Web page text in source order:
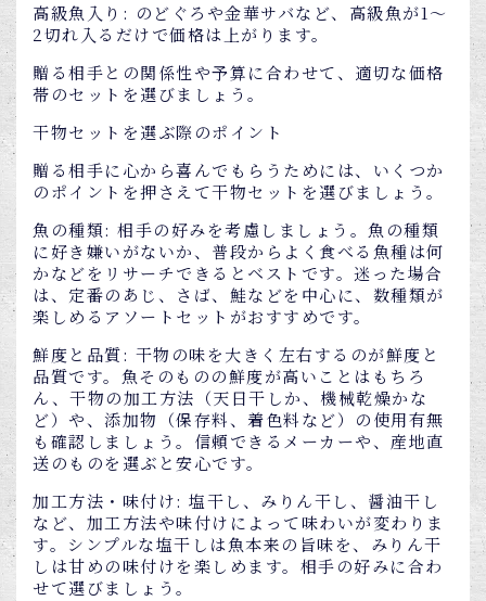
高級魚入り: のどぐろや金華サバなど、高級魚が1～
2切れ入るだけで価格は上がります。
贈る相手との関係性や予算に合わせて、適切な価格
帯のセットを選びましょう。
干物セットを選ぶ際のポイント
贈る相手に心から喜んでもらうためには、いくつか
のポイントを押さえて干物セットを選びましょう。
魚の種類: 相手の好みを考慮しましょう。魚の種類
に好き嫌いがないか、普段からよく食べる魚種は何
かなどをリサーチできるとベストです。迷った場合
は、定番のあじ、さば、鮭などを中心に、数種類が
楽しめるアソートセットがおすすめです。
鮮度と品質: 干物の味を大きく左右するのが鮮度と
品質です。魚そのものの鮮度が高いことはもちろ
ん、干物の加工方法（天日干しか、機械乾燥かな
ど）や、添加物（保存料、着色料など）の使用有無
も確認しましょう。信頼できるメーカーや、産地直
送のものを選ぶと安心です。
加工方法・味付け: 塩干し、みりん干し、醤油干し
など、加工方法や味付けによって味わいが変わりま
す。シンプルな塩干しは魚本来の旨味を、みりん干
しは甘めの味付けを楽しめます。相手の好みに合わ
せて選びましょう。